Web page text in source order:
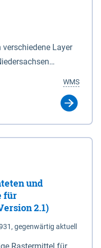
die dem
Tiden, vor allem
sind (§2 Abs.3
durch Widmung, die
ausspricht.
Layer
Wolfsterritorien im
WMS
und
für
2.1)
gegenwärtig aktuell